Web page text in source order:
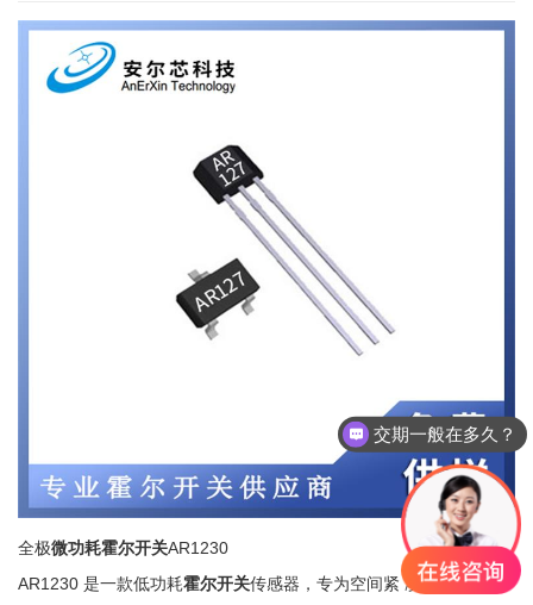
全极微功耗霍尔开关AR1230
AR1230 是一款低功耗霍尔开关传感器，专为空间紧 凑系统和电池
交期一般在多久？